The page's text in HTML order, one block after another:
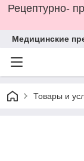
Рецептурно-
Медицинские
Товары и